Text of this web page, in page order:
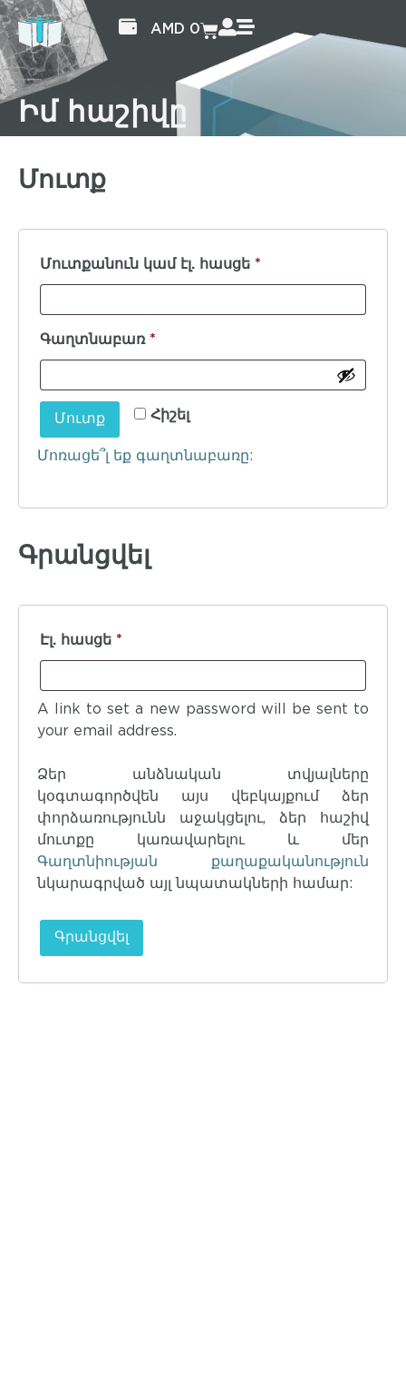
AMD 0
Իմ հաշիվը
Մուտք
Մուտքանուն կամ էլ. հասցե *
Գաղտնաբառ *
Հիշել
Մուտք
Մոռացե՞լ եք գաղտնաբառը:
Գրանցվել
Էլ. հասցե *
A link to set a new password will be sent to
your email address.
Ձեր անձնական տվյալները
կօգտագործվեն այս վեբկայքում ձեր
փորձառությունն աջակցելու, ձեր հաշիվ
մուտքը կառավարելու և մեր
Գաղտնիության քաղաքականություն
նկարագրված այլ նպատակների համար:
Գրանցվել